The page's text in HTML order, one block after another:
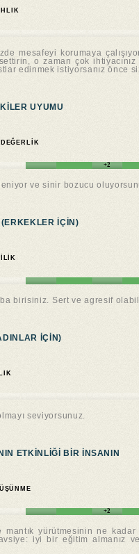
mesafeyi korumaya
o zaman çok ihtiyacınız
edinmek istiyorsanız önce
UYUMU
+2
ve sinir bozucu
IÇIN)
birisiniz. Sert ve agresif
IÇIN)
seviyorsunuz.
ETKINLIĞI BIR INSANIN
+2
mantık yürütmesinin ne
iyi bir eğitim almanız